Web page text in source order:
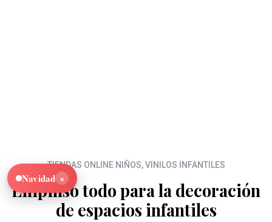
TIENDAS ONLINE NIÑOS,VINILOS INFANTILES
Lilipinso todo para la decoración
de espacios infantiles
Navidad ×